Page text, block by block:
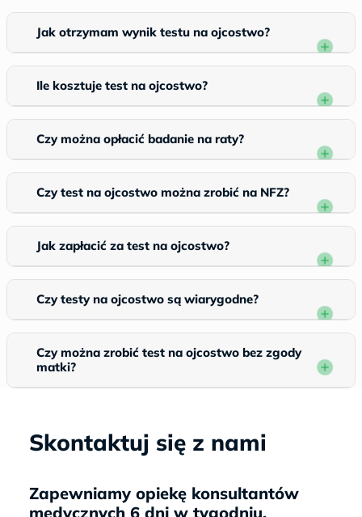
Jak otrzymam wynik testu na ojcostwo?
Ile kosztuje test na ojcostwo?
Czy można opłacić badanie na raty?
Czy test na ojcostwo można zrobić na NFZ?
Jak zapłacić za test na ojcostwo?
Czy testy na ojcostwo są wiarygodne?
Czy można zrobić test na ojcostwo bez zgody
matki?
Skontaktuj się z nami
Zapewniamy opiekę konsultantów
medycznych 6 dni w tygodniu.